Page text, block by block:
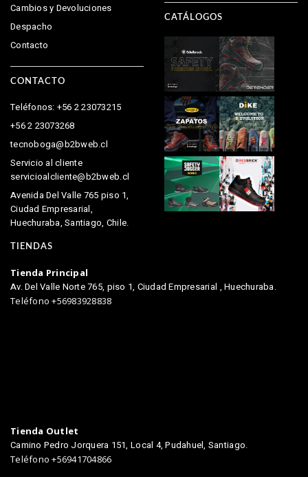
Cambios y Devoluciones
Despacho
Contacto
CONTACTO
Teléfonos: +56 2 23073215
+56 2 23073268
tecnoboga@b2bweb.cl
Servicio al cliente
servicioalcliente@b2bweb.cl
Avenida Del Valle 765 piso 1,
Ciudad Empresarial,
Huechuraba, Santiago, Chile.
CATÁLOGOS
TIENDAS
Tienda Principal
Av. Del Valle Norte 765, piso 1, Ciudad Empresarial , Huechuraba.
Teléfono +56983928838
Tienda Outlet
Camino Pedro Jorquera 151, Local 4, Pudahuel, Santiago.
Teléfono +56941704866